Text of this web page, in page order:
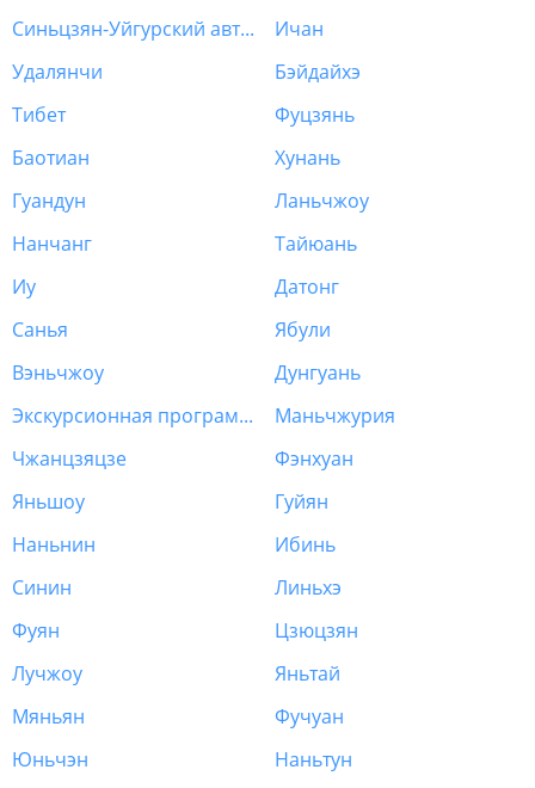
Синьцзян-Уйгурский автономный район (Урумчи)
Ичан
Удалянчи
Бэйдайхэ
Тибет
Фуцзянь
Баотиан
Хунань
Гуандун
Ланьчжоу
Нанчанг
Тайюань
Иу
Датонг
Санья
Ябули
Вэньчжоу
Дунгуань
Экскурсионная программа Китай
Маньчжурия
Чжанцзяцзе
Фэнхуан
Яньшоу
Гуйян
Наньнин
Ибинь
Синин
Линьхэ
Фуян
Цзюцзян
Лучжоу
Яньтай
Мяньян
Фучуан
Юньчэн
Наньтун